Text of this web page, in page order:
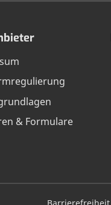
& Formulare